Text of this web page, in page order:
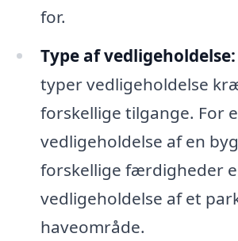
for.
Type af vedligeholdelse:
typer vedligeholdelse
forskellige tilgange. For
vedligeholdelse af en
forskellige færdigheder
vedligeholdelse af et
haveområde.